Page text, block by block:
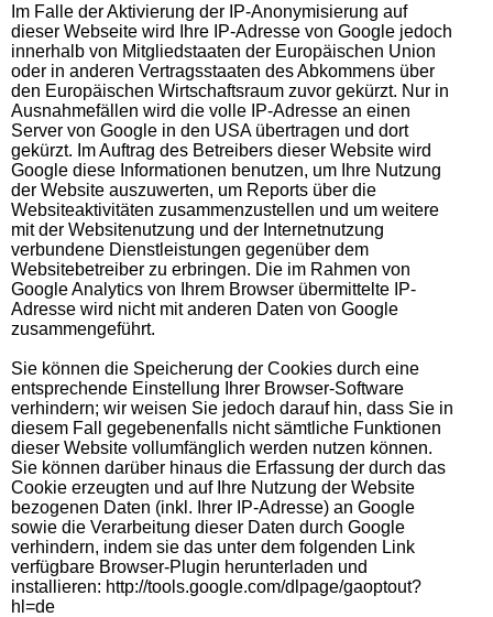
Im Falle der Aktivierung der IP-Anonymisierung auf
dieser Webseite wird Ihre IP-Adresse von Google jedoch
innerhalb von Mitgliedstaaten der Europäischen Union
oder in anderen Vertragsstaaten des Abkommens über
den Europäischen Wirtschaftsraum zuvor gekürzt. Nur in
Ausnahmefällen wird die volle IP-Adresse an einen
Server von Google in den USA übertragen und dort
gekürzt. Im Auftrag des Betreibers dieser Website wird
Google diese Informationen benutzen, um Ihre Nutzung
der Website auszuwerten, um Reports über die
Websiteaktivitäten zusammenzustellen und um weitere
mit der Websitenutzung und der Internetnutzung
verbundene Dienstleistungen gegenüber dem
Websitebetreiber zu erbringen. Die im Rahmen von
Google Analytics von Ihrem Browser übermittelte IP-
Adresse wird nicht mit anderen Daten von Google
zusammengeführt.
Sie können die Speicherung der Cookies durch eine
entsprechende Einstellung Ihrer Browser-Software
verhindern; wir weisen Sie jedoch darauf hin, dass Sie in
diesem Fall gegebenenfalls nicht sämtliche Funktionen
dieser Website vollumfänglich werden nutzen können.
Sie können darüber hinaus die Erfassung der durch das
Cookie erzeugten und auf Ihre Nutzung der Website
bezogenen Daten (inkl. Ihrer IP-Adresse) an Google
sowie die Verarbeitung dieser Daten durch Google
verhindern, indem sie das unter dem folgenden Link
verfügbare Browser-Plugin herunterladen und
installieren: http://tools.google.com/dlpage/gaoptout?
hl=de